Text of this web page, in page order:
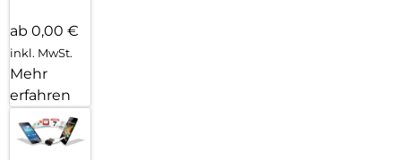
ab 0,00 €
inkl. MwSt.
Mehr
erfahren